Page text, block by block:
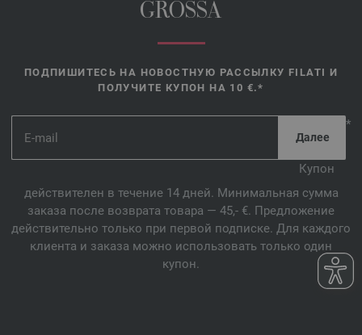
GROSSA
ПОДПИШИТЕСЬ НА НОВОСТНУЮ РАССЫЛКУ FILATI И
ПОЛУЧИТЕ КУПОН НА 10 €.*
*
Купон
действителен в течение 14 дней. Минимальная сумма
заказа после возврата товара — 45,- €. Предложение
действительно только при первой подписке. Для каждого
клиента и заказа можно использовать только один
купон.